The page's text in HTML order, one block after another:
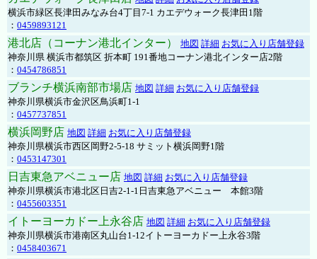
横浜市緑区長津田みなみ台4丁目7-1 カエデウォーク長津田1階
： 0459893121
港北店（コーナン港北インター） 地図 詳細 お気に入り店舗登録
神奈川県 横浜市都筑区 折本町 191番地コーナン港北インター店2階
： 0454786851
ブランチ横浜南部市場店 地図 詳細 お気に入り店舗登録
神奈川県横浜市金沢区鳥浜町1-1
： 0457737851
横浜岡野店 地図 詳細 お気に入り店舗登録
神奈川県横浜市西区岡野2-5-18 サミット横浜岡野1階
： 0453147301
日吉東急アベニュー店 地図 詳細 お気に入り店舗登録
神奈川県横浜市港北区日吉2-1-1日吉東急アベニュー 本館3階
： 0455603351
イトーヨーカドー上永谷店 地図 詳細 お気に入り店舗登録
神奈川県横浜市港南区丸山台1-12イトーヨーカドー上永谷3階
： 0458403671